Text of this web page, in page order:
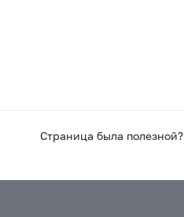
Страница была полезной?